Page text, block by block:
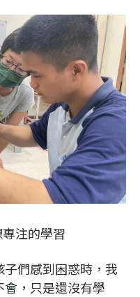
注的學習
們感到困惑時，我
，只是還沒有學